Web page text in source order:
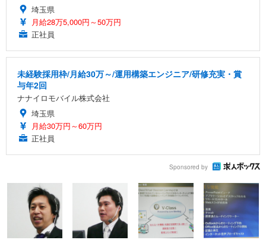
埼玉県
月給28万5,000円～50万円
正社員
未経験採用枠/月給30万～/運用構築エンジニア/研修充実・賞
与年2回
ナナイロモバイル株式会社
埼玉県
月給30万円～60万円
正社員
Sponsored by